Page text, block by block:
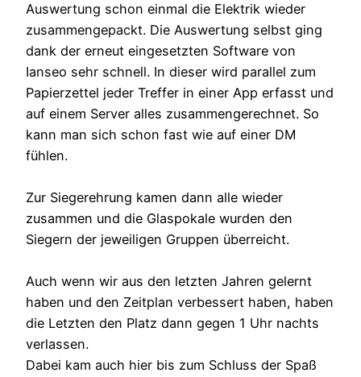
Auswertung schon einmal die Elektrik wieder
zusammengepackt. Die Auswertung selbst ging
dank der erneut eingesetzten Software von
Ianseo sehr schnell. In dieser wird parallel zum
Papierzettel jeder Treffer in einer App erfasst und
auf einem Server alles zusammengerechnet. So
kann man sich schon fast wie auf einer DM
fühlen.
Zur Siegerehrung kamen dann alle wieder
zusammen und die Glaspokale wurden den
Siegern der jeweiligen Gruppen überreicht.
Auch wenn wir aus den letzten Jahren gelernt
haben und den Zeitplan verbessert haben, haben
die Letzten den Platz dann gegen 1 Uhr nachts
verlassen.
Dabei kam auch hier bis zum Schluss der Spaß